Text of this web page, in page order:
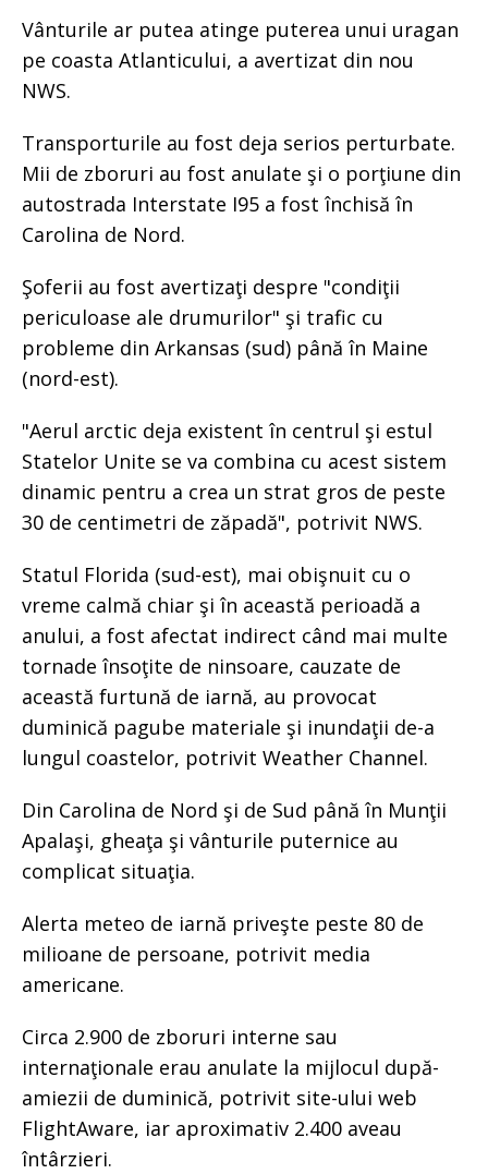
Vânturile ar putea atinge puterea unui uragan
pe coasta Atlanticului, a avertizat din nou
NWS.
Transporturile au fost deja serios perturbate.
Mii de zboruri au fost anulate şi o porţiune din
autostrada Interstate I95 a fost închisă în
Carolina de Nord.
Şoferii au fost avertizaţi despre "condiţii
periculoase ale drumurilor" şi trafic cu
probleme din Arkansas (sud) până în Maine
(nord-est).
"Aerul arctic deja existent în centrul şi estul
Statelor Unite se va combina cu acest sistem
dinamic pentru a crea un strat gros de peste
30 de centimetri de zăpadă", potrivit NWS.
Statul Florida (sud-est), mai obişnuit cu o
vreme calmă chiar şi în această perioadă a
anului, a fost afectat indirect când mai multe
tornade însoţite de ninsoare, cauzate de
această furtună de iarnă, au provocat
duminică pagube materiale şi inundaţii de-a
lungul coastelor, potrivit Weather Channel.
Din Carolina de Nord şi de Sud până în Munţii
Apalaşi, gheaţa şi vânturile puternice au
complicat situaţia.
Alerta meteo de iarnă priveşte peste 80 de
milioane de persoane, potrivit media
americane.
Circa 2.900 de zboruri interne sau
internaţionale erau anulate la mijlocul după-
amiezii de duminică, potrivit site-ului web
FlightAware, iar aproximativ 2.400 aveau
întârzieri.